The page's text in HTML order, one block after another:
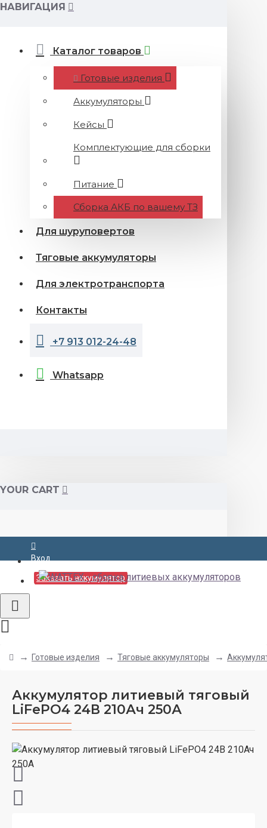
НАВИГАЦИЯ
Каталог товаров
Готовые изделия
Аккумуляторы
Кейсы
Комплектующие для сборки
Питание
Сборка АКБ по вашему ТЗ
Для шуруповертов
Тяговые аккумуляторы
Для электротранспорта
Контакты
+7 913 012-24-48
Whatsapp
YOUR CART
Вход
Заказать аккумулятор
Готовые изделия Тяговые аккумуляторы
Аккумулятор литиевый тяговый
LiFePO4 24В 210Ач 250А